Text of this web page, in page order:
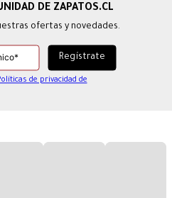
ofertas y novedades.
de privacidad de